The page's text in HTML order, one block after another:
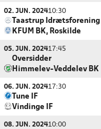
02. JUN. 202410:30
Taastrup Idrætsforening
KFUM BK, Roskilde
05. JUN. 202417:45
Oversidder
Himmelev-Veddelev BK
06. JUN. 202417:30
Tune IF
Vindinge IF
08. JUN. 202410:00